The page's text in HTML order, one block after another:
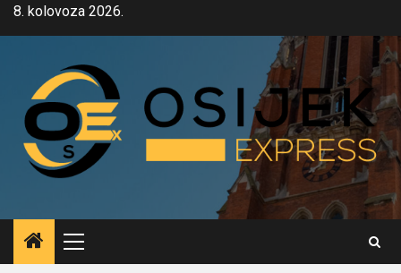
Skip8. kolovoza 2026.
Primary
Menu